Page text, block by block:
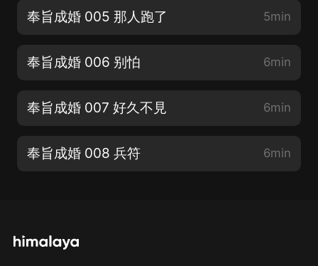
奉旨成婚 005 那人跑了 5min
奉旨成婚 006 别怕 6min
奉旨成婚 007 好久不見 6min
奉旨成婚 008 兵符 6min